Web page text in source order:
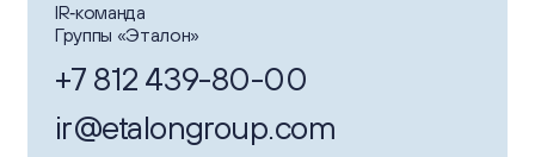
IR‑команда
Группы «Эталон»
+7 812 439-80-00
ir@etalongroup.com